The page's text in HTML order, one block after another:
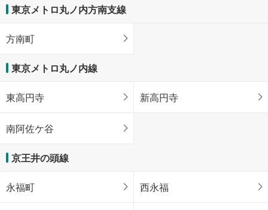
東京メトロ丸ノ内方南支線
方南町
東京メトロ丸ノ内線
東高円寺 新高円寺
南阿佐ケ谷
京王井の頭線
永福町 西永福